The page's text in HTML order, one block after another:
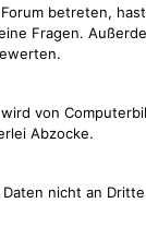
betreten,
Fragen.
von
Abzocke.
nicht an